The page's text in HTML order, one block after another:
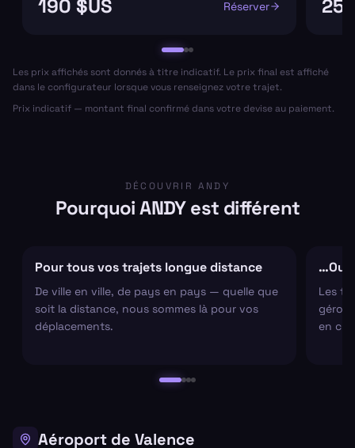
190 $US Réserver
Les prix affichés sont donnés à titre indicatif. Le prix final est affiché
dans le configurateur lorsque vous renseignez votre trajet.
Prix indicatif — montant final confirmé dans votre devise au paiement.
DÉCOUVRIR ANDY
Pourquoi ANDY est différent
Pour tous vos trajets longue distance
De ville en ville, de pays en pays — quelle que
soit la distance, nous sommes là pour vos
déplacements.
…Ou
Les
en
Aéroport de Valence